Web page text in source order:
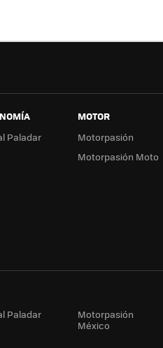
Paladar
MOTOR
Motorpasión
Motorpasión Moto
Paladar
Motorpasión
México